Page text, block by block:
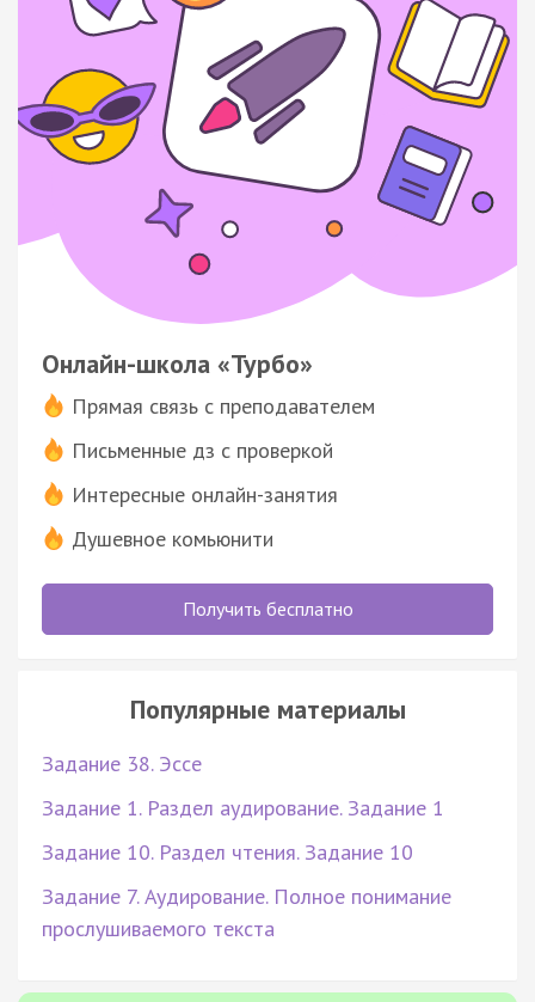
Онлайн-школа «Турбо»
Прямая связь с преподавателем
Письменные дз с проверкой
Интересные онлайн-занятия
Душевное комьюнити
Получить бесплатно
Популярные материалы
Задание 38. Эссе
Задание 1. Раздел аудирование. Задание 1
Задание 10. Раздел чтения. Задание 10
Задание 7. Аудирование. Полное понимание
прослушиваемого текста